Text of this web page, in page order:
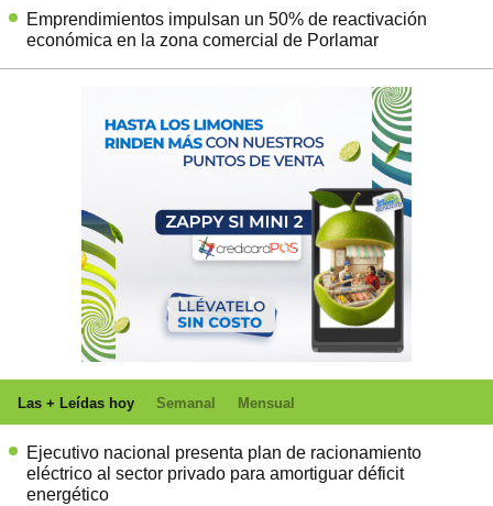
Emprendimientos impulsan un 50% de reactivación
económica en la zona comercial de Porlamar
Las + Leídas hoy Semanal Mensual
Ejecutivo nacional presenta plan de racionamiento
eléctrico al sector privado para amortiguar déficit
energético